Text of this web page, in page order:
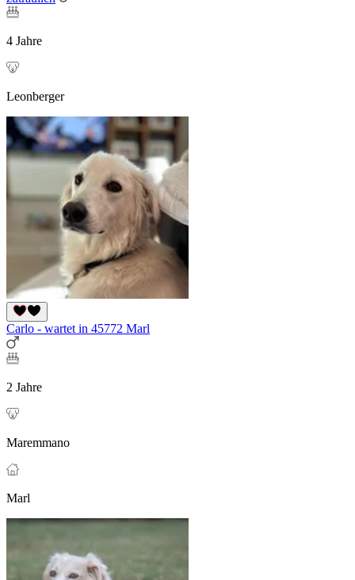
4 Jahre
Leonberger
Carlo - wartet in 45772 Marl
2 Jahre
Maremmano
Marl